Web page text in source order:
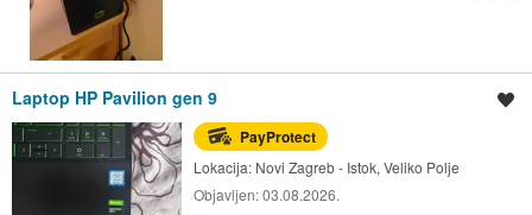
Laptop HP Pavilion gen 9
PayProtect
Lokacija: Novi Zagreb - Istok, Veliko Polje
Objavljen:03.08.2026.